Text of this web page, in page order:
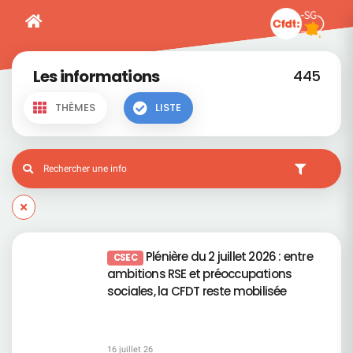
Les informations 445
THÈMES LISTE
CSEC Plénière du 2 juillet 2026 : entre
ambitions RSE et préoccupations
sociales, la CFDT reste mobilisée
16 juillet 26